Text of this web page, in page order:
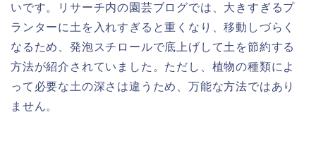
いです。リサーチ内の園芸ブログでは、大きすぎるプ
ランターに土を入れすぎると重くなり、移動しづらく
なるため、発泡スチロールで底上げして土を節約する
方法が紹介されていました。ただし、植物の種類によ
って必要な土の深さは違うため、万能な方法ではあり
ません。